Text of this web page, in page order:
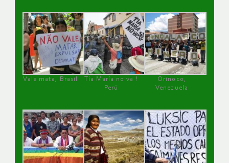
Vale mata, Brasil
Tía María no va !
Perú
Orinoco,
Venezuela